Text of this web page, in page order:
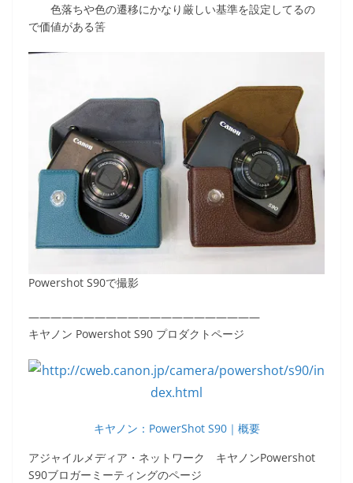
色落ちや色の遷移にかなり厳しい基準を設定してるの
で価値がある筈
Powershot S90で撮影
—————————————————————
キヤノン Powershot S90 プロダクトページ
キヤノン：PowerShot S90｜概要
アジャイルメディア・ネットワーク キヤノンPowershot
S90ブロガーミーティングのページ